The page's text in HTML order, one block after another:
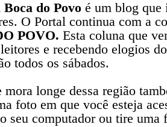
do Povo é um blog que
O Portal continua com a
POVO. Esta coluna que
e recebendo elogios
todos os sábados.
mora longe dessa região
foto em que você esteja
seu computador ou tire uma